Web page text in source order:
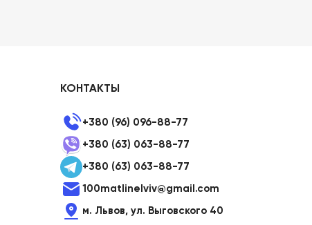
КОНТАКТЫ
+380 (96) 096-88-77
+380 (63) 063-88-77
+380 (63) 063-88-77
100matlinelviv@gmail.com
м. Львов, ул. Выговского 40